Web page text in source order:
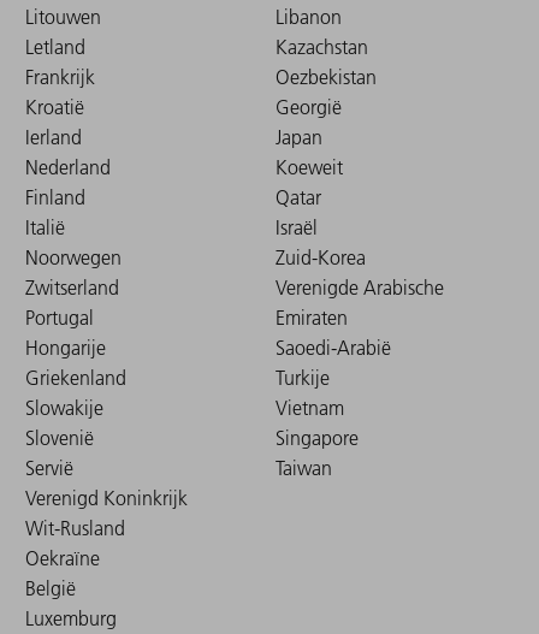
Litouwen
Letland
Frankrijk
Kroatië
Ierland
Nederland
Finland
Italië
Noorwegen
Zwitserland
Portugal
Hongarije
Griekenland
Slowakije
Slovenië
Servië
Verenigd Koninkrijk
Wit-Rusland
Oekraïne
België
Luxemburg
Libanon
Kazachstan
Oezbekistan
Georgië
Japan
Koeweit
Qatar
Israël
Zuid-Korea
Verenigde Arabische
Emiraten
Saoedi-Arabië
Turkije
Vietnam
Singapore
Taiwan